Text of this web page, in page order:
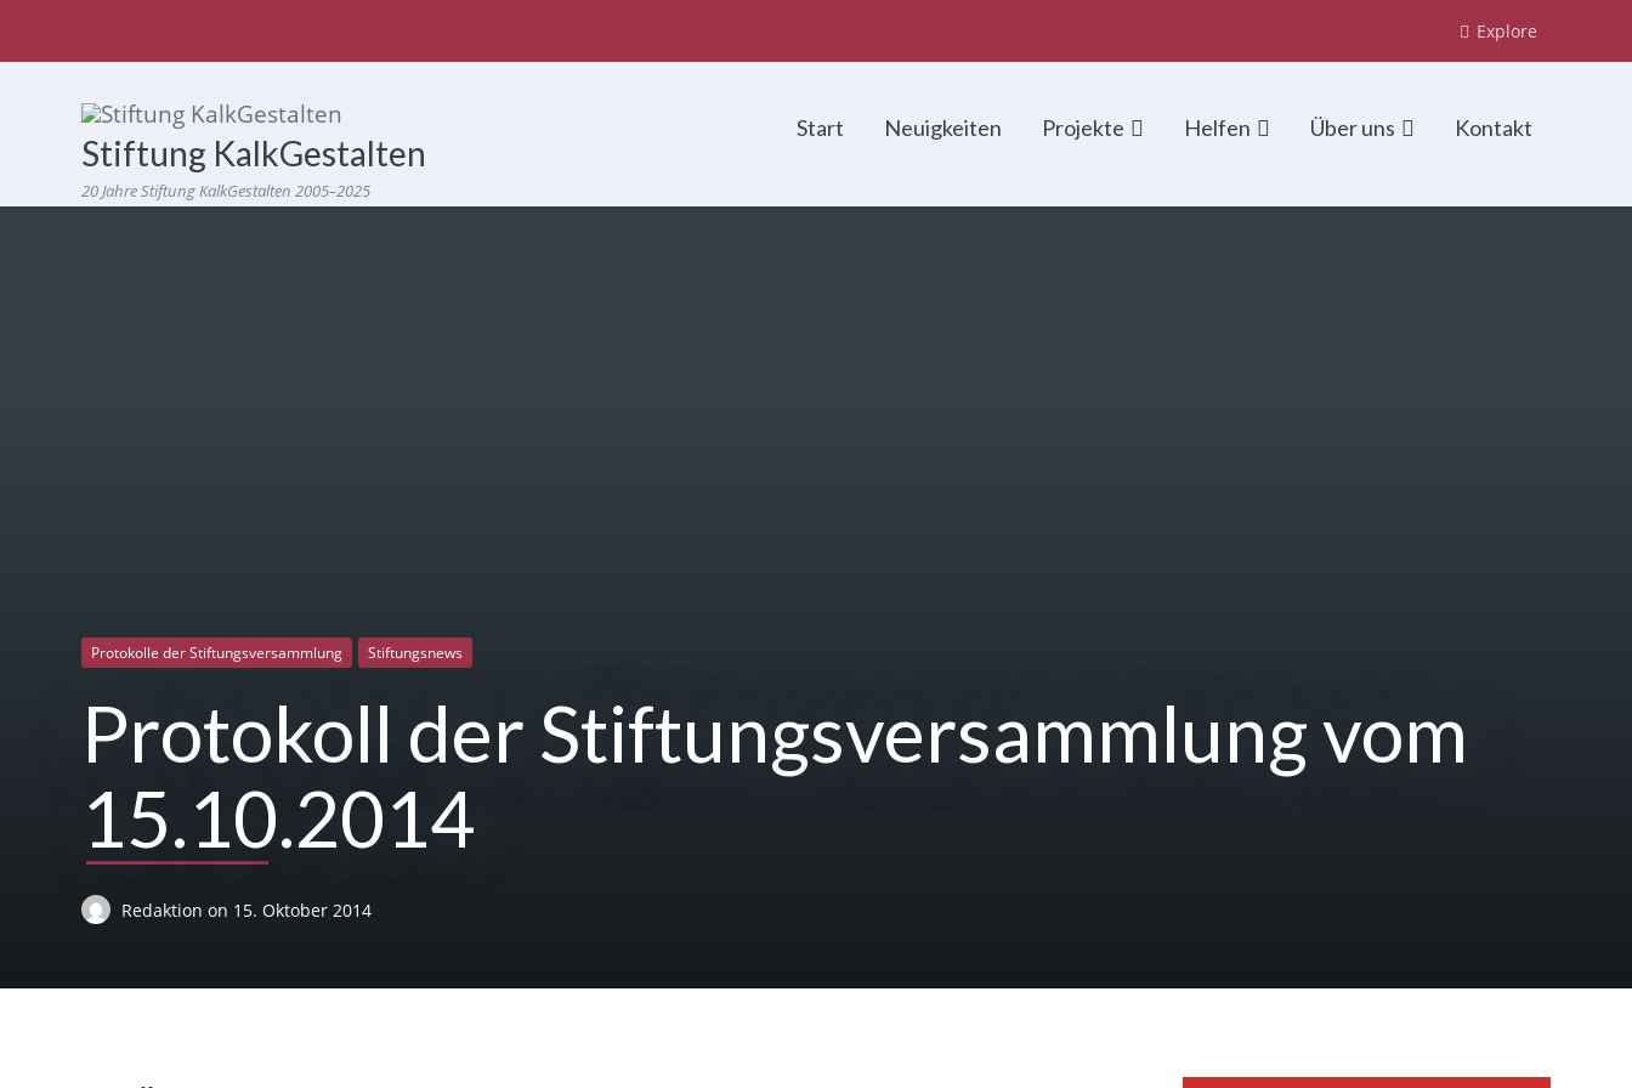
Explore
Stiftung KalkGestalten
20 Jahre Stiftung KalkGestalten 2005–2025
Start Neuigkeiten Projekte Helfen Über uns Kontakt
Protokolle der Stiftungsversammlung Stiftungsnews
Protokoll der Stiftungsversammlung vom
15.10.2014
Redaktionon 15. Oktober 2014